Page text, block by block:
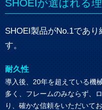
SHOEIが選ばれる
SHOEI製品がNo.1であ
す。
耐久性
導入後、20年を超えている機
多く、フレームのみならず、
り、確かな信頼をいただいてお